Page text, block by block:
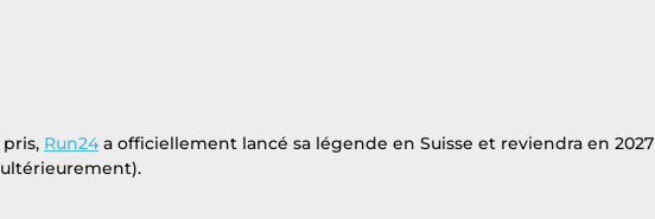
Run24 a officiellement lancé sa légende en Suisse et reviendra en 2027